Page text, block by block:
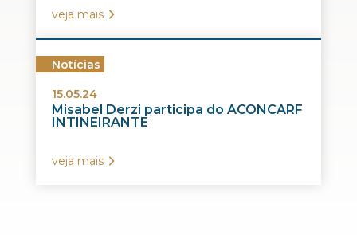
veja mais
Notícias
15.05.24
Misabel Derzi participa do ACONCARF
INTINEIRANTE
veja mais